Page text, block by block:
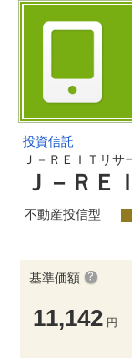
投資信託
Ｊ－ＲＥＩＴリ
Ｊ－ＲＥ
不動産投信型
基準価額
11,142 円